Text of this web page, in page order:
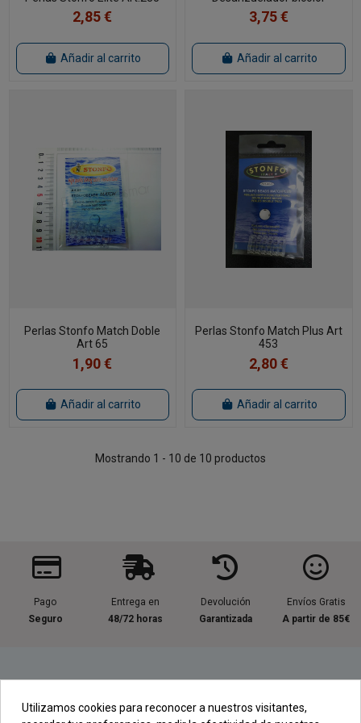
2,85 €
Añadir al carrito
3,75 €
Añadir al carrito
Perlas Stonfo Match Doble
Art 65
1,90 €
Añadir al carrito
Perlas Stonfo Match Plus Art
453
2,80 €
Añadir al carrito
Mostrando 1 - 10 de 10 productos
Pago
Seguro
Entrega en
48/72 horas
Devolución
Garantizada
Envíos Gratis
A partir de 85€
Utilizamos cookies para reconocer a nuestros visitantes,